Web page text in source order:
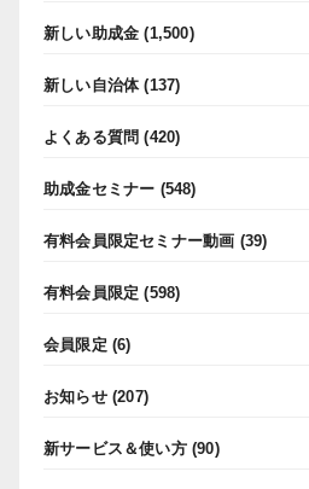
新しい助成金 (1,500)
新しい自治体(137)
よくある質問 (420)
助成金セミナー (548)
有料会員限定セミナー動画 (39)
有料会員限定 (598)
会員限定 (6)
お知らせ(207)
新サービス＆使い方(90)